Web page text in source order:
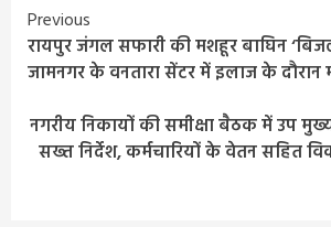
Continue
Reading
Previous
रायपुर जंगल सफारी की मशहूर बाघिन
जामनगर के वनतारा सेंटर में इलाज के दौरान
नगरीय निकायों की समीक्षा बैठक में उप
सख्त निर्देश, कर्मचारियों के वेतन सहित